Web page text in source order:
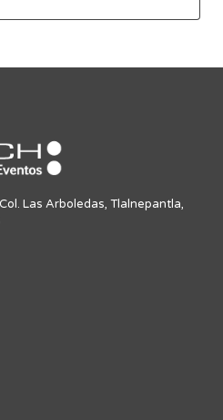
Las Arboledas, Tlalnepantla,